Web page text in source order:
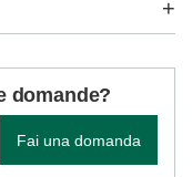
domande?
Fai una domanda